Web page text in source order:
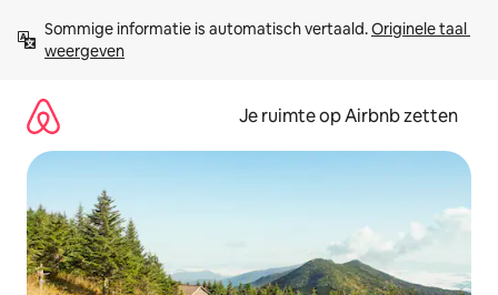
direct
naar
Sommige informatie is automatisch vertaald. Originele taal
weergeven
Je ruimte op Airbnb zetten